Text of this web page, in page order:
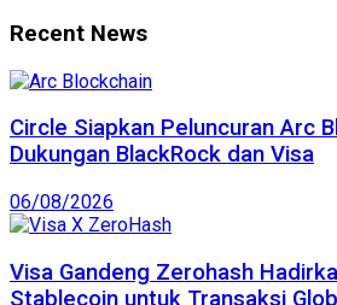
Recent News
Circle Siapkan Peluncuran Arc
Dukungan BlackRock dan Visa
06/08/2026
Visa Gandeng Zerohash
Stablecoin untuk Transaksi